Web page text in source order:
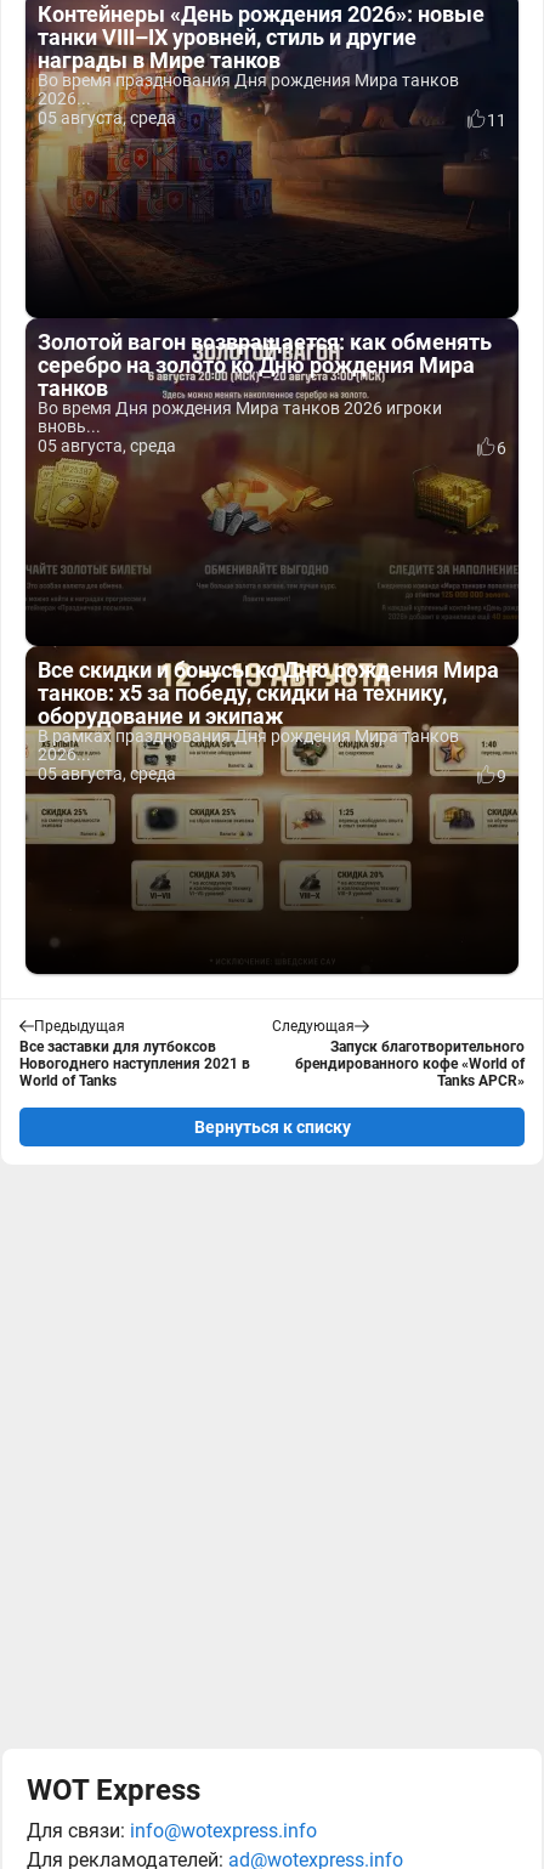
Контейнеры «День рождения 2026»: новые
танки VIII–IX уровней, стиль и другие
награды в Мире танков
Во время празднования Дня рождения Мира танков
2026...
05 августа, среда
11
Золотой вагон возвращается: как обменять
серебро на золото ко Дню рождения Мира
танков
Во время Дня рождения Мира танков 2026 игроки
вновь...
05 августа, среда
6
Все скидки и бонусы ко Дню рождения Мира
танков: x5 за победу, скидки на технику,
оборудование и экипаж
В рамках празднования Дня рождения Мира танков
2026...
05 августа, среда
9
Предыдущая
Все заставки для лутбоксов
Новогоднего наступления 2021 в
World of Tanks
Следующая
Запуск благотворительного
брендированного кофе «World of
Tanks APCR»
Вернуться к списку
WOT Express
Для связи: info@wotexpress.info
Для рекламодателей: ad@wotexpress.info